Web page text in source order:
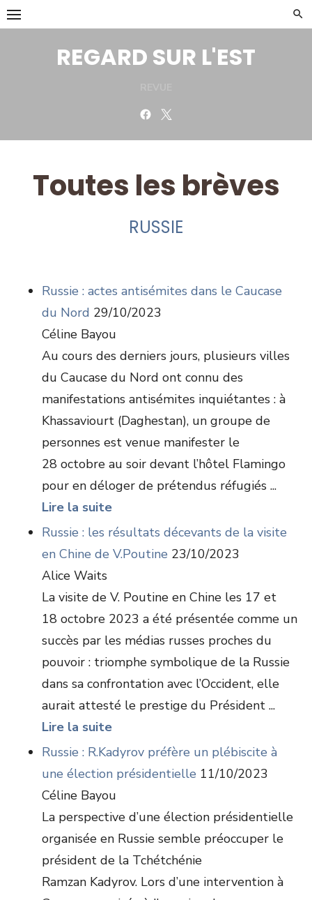
Skip
to
REGARD SUR L'EST
Facebook
Toutes les brèves
RUSSIE
Russie : actes antisémites dans le Caucase
du Nord 29/10/2023
Céline Bayou
Au cours des derniers jours, plusieurs villes
du Caucase du Nord ont connu des
manifestations antisémites inquiétantes : à
Khassaviourt (Daghestan), un groupe de
personnes est venue manifester le
28 octobre au soir devant l’hôtel Flamingo
pour en déloger de prétendus réfugiés ...
Lire la suite
Russie : les résultats décevants de la visite
en Chine de V.Poutine 23/10/2023
Alice Waits
La visite de V. Poutine en Chine les 17 et
18 octobre 2023 a été présentée comme un
succès par les médias russes proches du
pouvoir : triomphe symbolique de la Russie
dans sa confrontation avec l’Occident, elle
aurait attesté le prestige du Président ...
Lire la suite
Russie : R.Kadyrov préfère un plébiscite à
une élection présidentielle 11/10/2023
Céline Bayou
La perspective d’une élection présidentielle
organisée en Russie semble préoccuper le
président de la Tchétchénie
Ramzan Kadyrov. Lors d’une intervention à